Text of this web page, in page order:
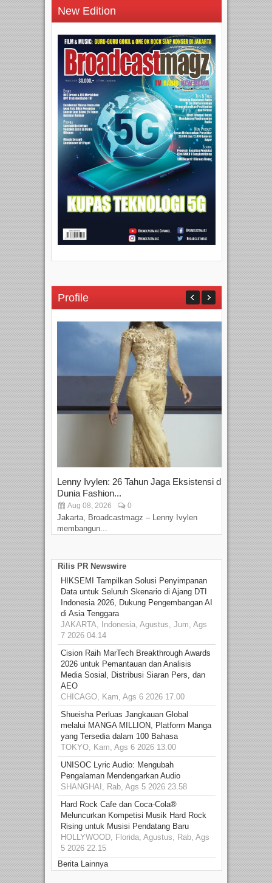
New Edition
Profile
Lenny Ivylen: 26 Tahun Jaga Eksistensi di
Dunia Fashion...
Aug 08, 2026 0
Jakarta, Broadcastmagz – Lenny Ivylen
membangun...
Rilis PR Newswire
HIKSEMI Tampilkan Solusi Penyimpanan
Data untuk Seluruh Skenario di Ajang DTI
Indonesia 2026, Dukung Pengembangan AI
di Asia Tenggara
JAKARTA, Indonesia, Agustus, Jum, Ags
7 2026 04.14
Cision Raih MarTech Breakthrough Awards
2026 untuk Pemantauan dan Analisis
Media Sosial, Distribusi Siaran Pers, dan
AEO
CHICAGO, Kam, Ags 6 2026 17.00
Shueisha Perluas Jangkauan Global
melalui MANGA MILLION, Platform Manga
yang Tersedia dalam 100 Bahasa
TOKYO, Kam, Ags 6 2026 13.00
UNISOC Lyric Audio: Mengubah
Pengalaman Mendengarkan Audio
SHANGHAI, Rab, Ags 5 2026 23.58
Hard Rock Cafe dan Coca-Cola®
Meluncurkan Kompetisi Musik Hard Rock
Rising untuk Musisi Pendatang Baru
HOLLYWOOD, Florida, Agustus, Rab, Ags
5 2026 22.15
Berita Lainnya